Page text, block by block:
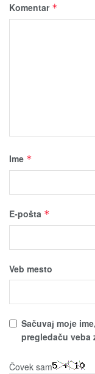
Komentar *
Ime *
E-pošta *
Veb mesto
Sačuvaј moјe
pregledaču veba
Čovek sam